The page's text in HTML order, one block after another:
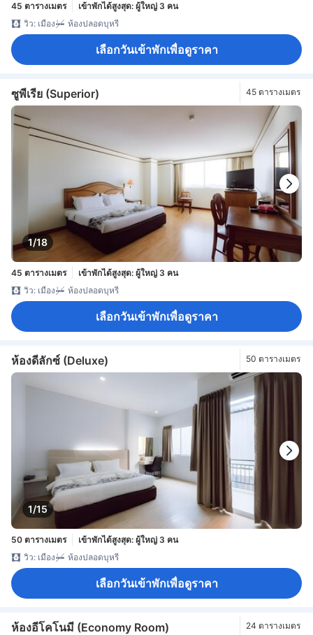
45 ตารางเมตร
เข้าพักได้สูงสุด: ผู้ใหญ่ 3 คน
วิว: เมือง
ห้องปลอดบุหรี่
เลือกวันเข้าพักเพื่อดูราคา
ซูพีเรีย (Superior) 45 ตารางเมตร
1/18
45 ตารางเมตร
เข้าพักได้สูงสุด: ผู้ใหญ่ 3 คน
วิว: เมือง
ห้องปลอดบุหรี่
เลือกวันเข้าพักเพื่อดูราคา
ห้องดีลักซ์ (Deluxe) 50 ตารางเมตร
1/15
50 ตารางเมตร
เข้าพักได้สูงสุด: ผู้ใหญ่ 3 คน
วิว: เมือง
ห้องปลอดบุหรี่
เลือกวันเข้าพักเพื่อดูราคา
ห้องอีโคโนมี (Economy Room) 24 ตารางเมตร